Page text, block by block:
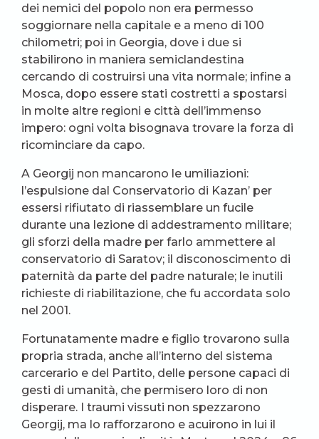
dei nemici del popolo non era permesso
soggiornare nella capitale e a meno di 100
chilometri; poi in Georgia, dove i due si
stabilirono in maniera semiclandestina
cercando di costruirsi una vita normale; infine a
Mosca, dopo essere stati costretti a spostarsi
in molte altre regioni e città dell’immenso
impero: ogni volta bisognava trovare la forza di
ricominciare da capo.
A Georgij non mancarono le umiliazioni:
l’espulsione dal Conservatorio di Kazan’ per
essersi rifiutato di riassemblare un fucile
durante una lezione di addestramento militare;
gli sforzi della madre per farlo ammettere al
conservatorio di Saratov; il disconoscimento di
paternità da parte del padre naturale; le inutili
richieste di riabilitazione, che fu accordata solo
nel 2001.
Fortunatamente madre e figlio trovarono sulla
propria strada, anche all’interno del sistema
carcerario e del Partito, delle persone capaci di
gesti di umanità, che permisero loro di non
disperare. I traumi vissuti non spezzarono
Georgij, ma lo rafforzarono e acuirono in lui il